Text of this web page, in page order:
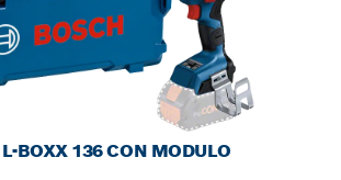
BOXX 136 CON MODULO